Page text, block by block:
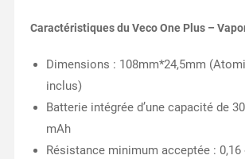
Caractéristiques du Veco One Plus –
Dimensions : 108mm*24,5mm
inclus)
Batterie intégrée d’une capacité de
mAh
Résistance minimum acceptée : 0,16